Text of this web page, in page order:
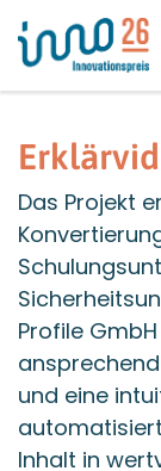
Seitenbereiche:
Inhalt
Hauptnavigation
Footernavigation
Das Projekt
Profile
und eine
Inhalt in